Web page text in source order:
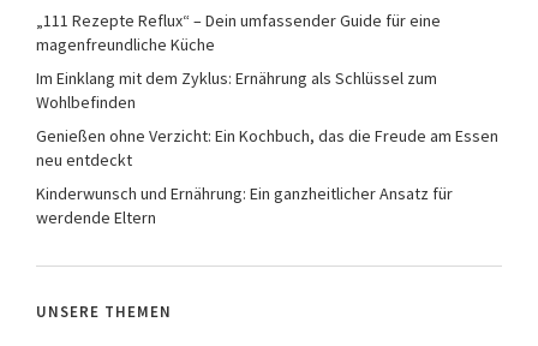
„111 Rezepte Reflux“ – Dein umfassender Guide für eine
magenfreundliche Küche
Im Einklang mit dem Zyklus: Ernährung als Schlüssel zum
Wohlbefinden
Genießen ohne Verzicht: Ein Kochbuch, das die Freude am Essen
neu entdeckt
Kinderwunsch und Ernährung: Ein ganzheitlicher Ansatz für
werdende Eltern
UNSERE THEMEN